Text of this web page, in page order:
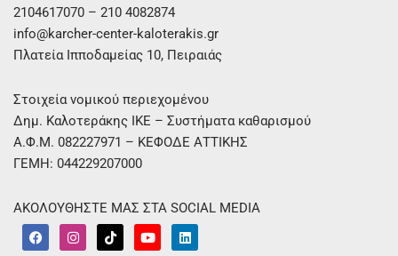
2104617070 – 210 4082874
info@karcher-center-kaloterakis.gr
Πλατεία Ιπποδαμείας 10, Πειραιάς
Στοιχεία νομικού περιεχομένου
Δημ. Καλοτεράκης ΙΚΕ – Συστήματα καθαρισμού
Α.Φ.Μ. 082227971 – ΚΕΦΟΔΕ ΑΤΤΙΚΗΣ
ΓΕΜΗ: 044229207000
ΑΚΟΛΟΥΘΗΣΤΕ ΜΑΣ ΣΤΑ SOCIAL MEDIA
F
a
I
n
T
i
Y
o
L
i